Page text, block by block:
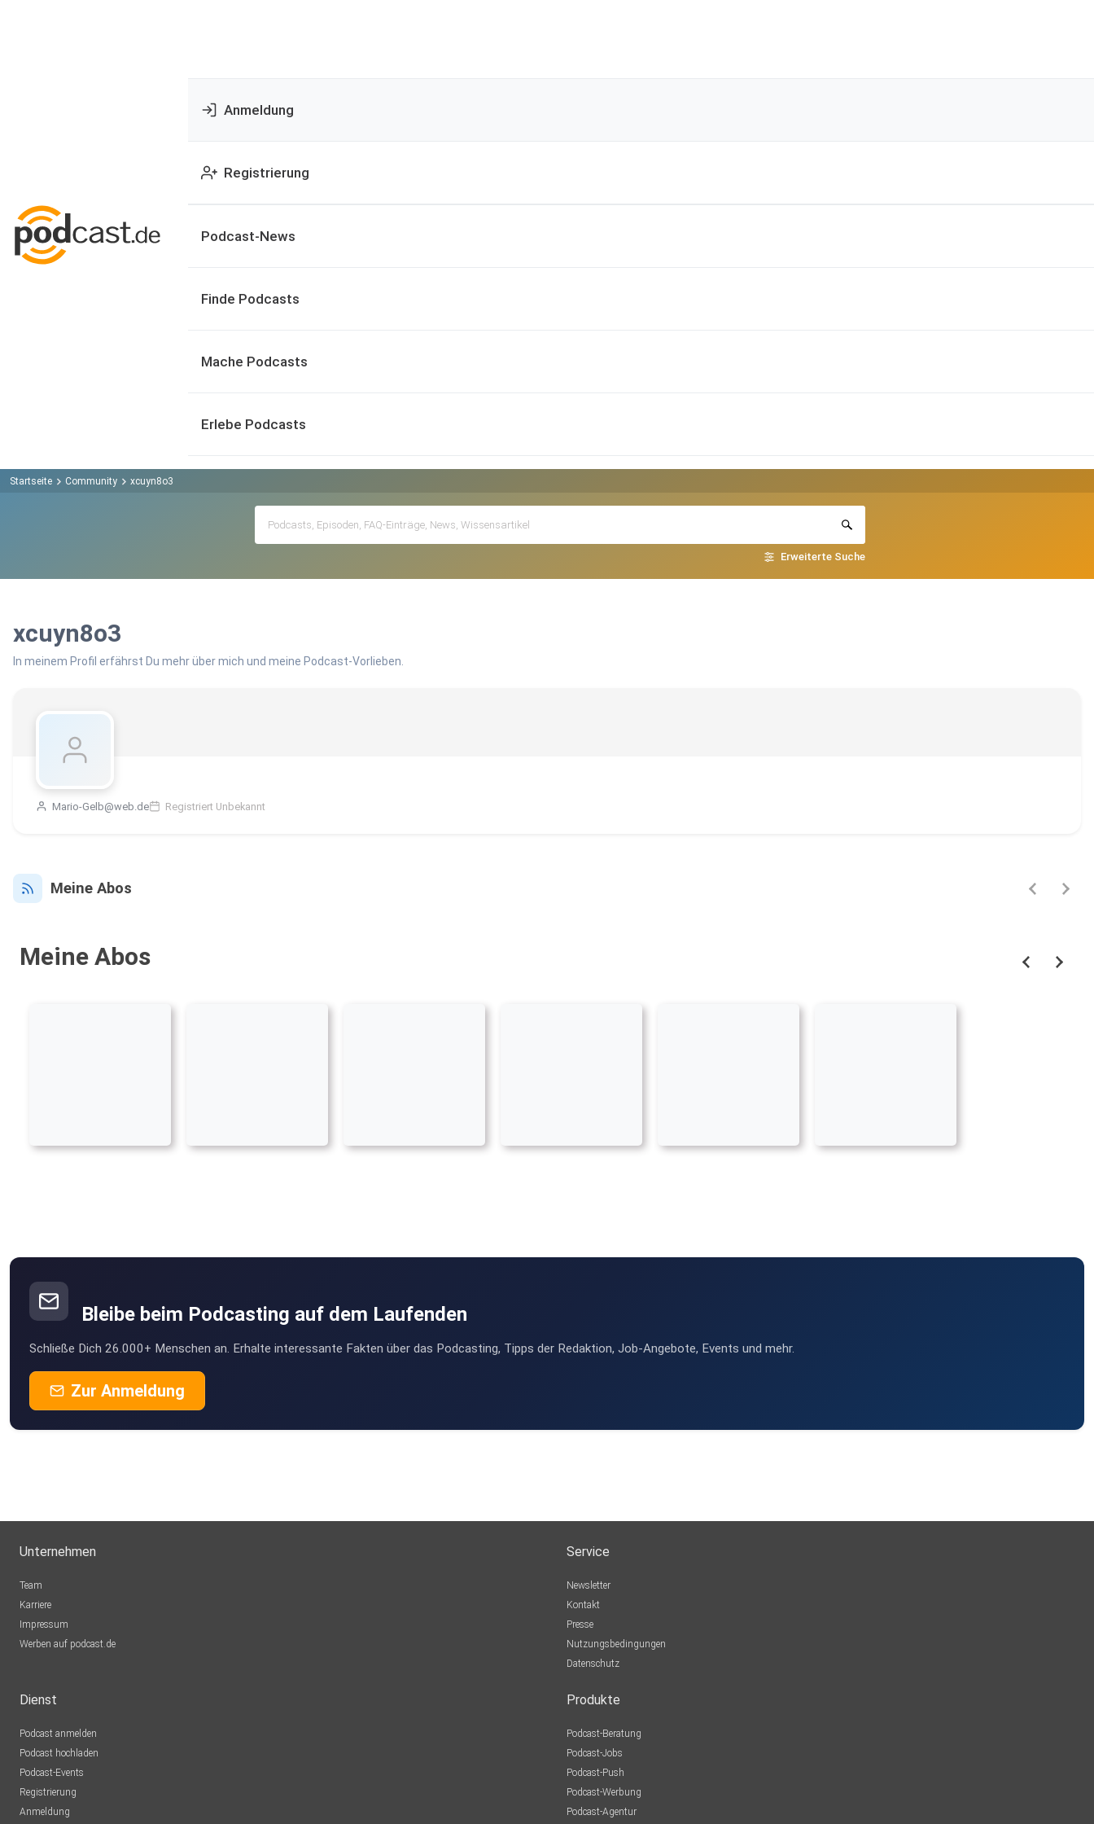
Anmeldung
Registrierung
Podcast-News
Finde Podcasts
Mache Podcasts
Erlebe Podcasts
Startseite Community xcuyn8o3
Erweiterte Suche
xcuyn8o3
In meinem Profil erfährst Du mehr über mich und meine Podcast-Vorlieben.
Mario-Gelb@web.de Registriert Unbekannt
Meine Abos
Meine Abos
Bleibe beim Podcasting auf dem Laufenden
Schließe Dich 26.000+ Menschen an. Erhalte interessante Fakten über das Podcasting, Tipps der Redaktion, Job-Angebote, Events und mehr.
Zur Anmeldung
Unternehmen
Team
Karriere
Impressum
Werben auf podcast.de
Service
Newsletter
Kontakt
Presse
Nutzungsbedingungen
Datenschutz
Dienst
Podcast anmelden
Podcast hochladen
Podcast-Events
Registrierung
Anmeldung
Produkte
Podcast-Beratung
Podcast-Jobs
Podcast-Push
Podcast-Werbung
Podcast-Agentur